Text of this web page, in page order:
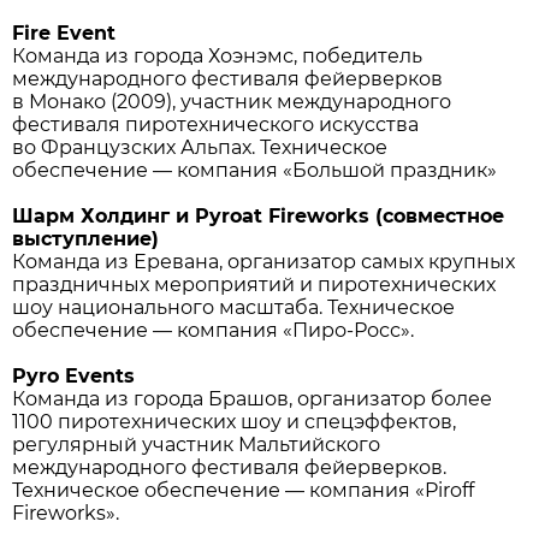
Fire Event
Команда из города Хоэнэмс, победитель
международного фестиваля фейерверков
в Монако (2009), участник международного
фестиваля пиротехнического искусства
во Французских Альпах. Техническое
обеспечение — компания «Большой праздник»
Шарм Холдинг и Pyroat Fireworks (совместное
выступление)
Команда из Еревана, организатор самых крупных
праздничных мероприятий и пиротехнических
шоу национального масштаба. Техническое
обеспечение — компания «Пиро-Росс».
Pyro Events
Команда из города Брашов, организатор более
1100 пиротехнических шоу и спецэффектов,
регулярный участник Мальтийского
международного фестиваля фейерверков.
Техническое обеспечение — компания «Piroff
Fireworks».